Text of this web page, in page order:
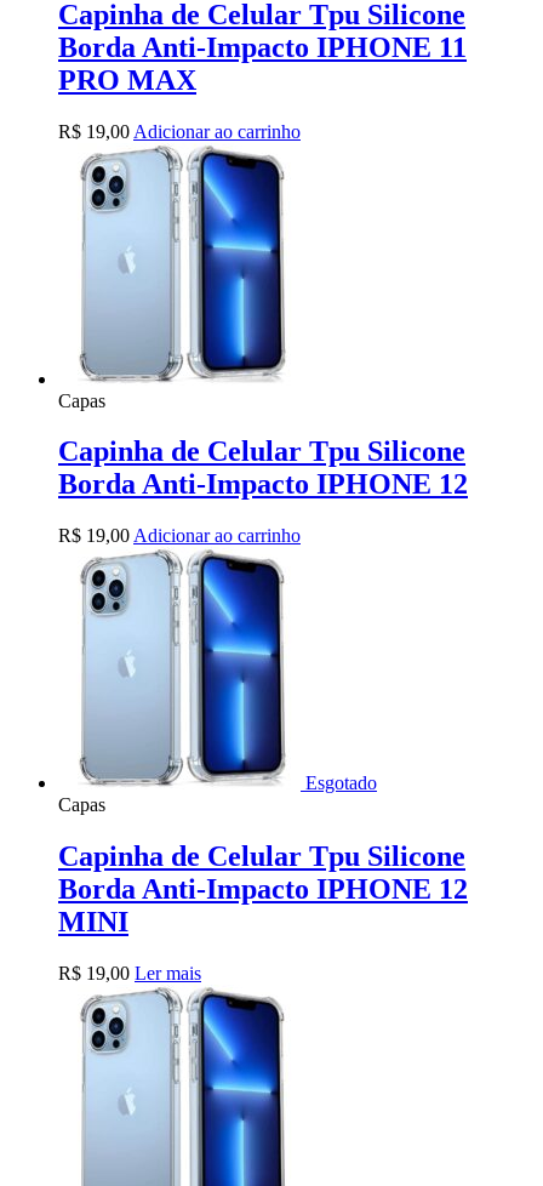
Capinha de Celular Tpu Silicone
Borda Anti-Impacto IPHONE 11
PRO MAX
R$ 19,00 Adicionar ao carrinho
Capas
Capinha de Celular Tpu Silicone
Borda Anti-Impacto IPHONE 12
R$ 19,00 Adicionar ao carrinho
Esgotado
Capas
Capinha de Celular Tpu Silicone
Borda Anti-Impacto IPHONE 12
MINI
R$ 19,00 Ler mais